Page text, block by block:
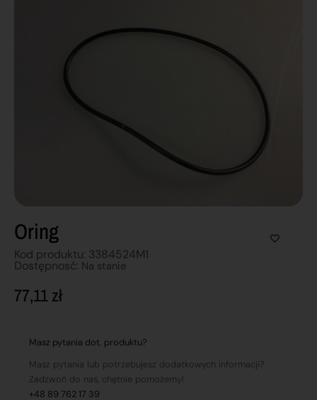
Oring
Kod produktu: 3384524M1
Dostępnosć: Na stanie
77,11zł
Masz pytania dot. produktu?
Masz pytania lub potrzebujesz dodatkowych informacji?
Zadzwoń do nas, chętnie pomożemy!
+48 89 762 17 39